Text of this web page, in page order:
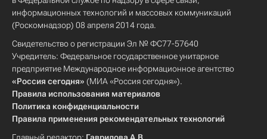
информационных технологий и массовых коммуникаций
(Роскомнадзор) 08 апреля 2014 года.
Свидетельство о регистрации Эл № ФС77-57640
Учредитель: Федеральное государственное унитарное
предприятие Международное информационное агентство
«Россия сегодня» (МИА «Россия сегодня»).
Правила использования материалов
Политика конфиденциальности
Правила применения рекомендательных технологий